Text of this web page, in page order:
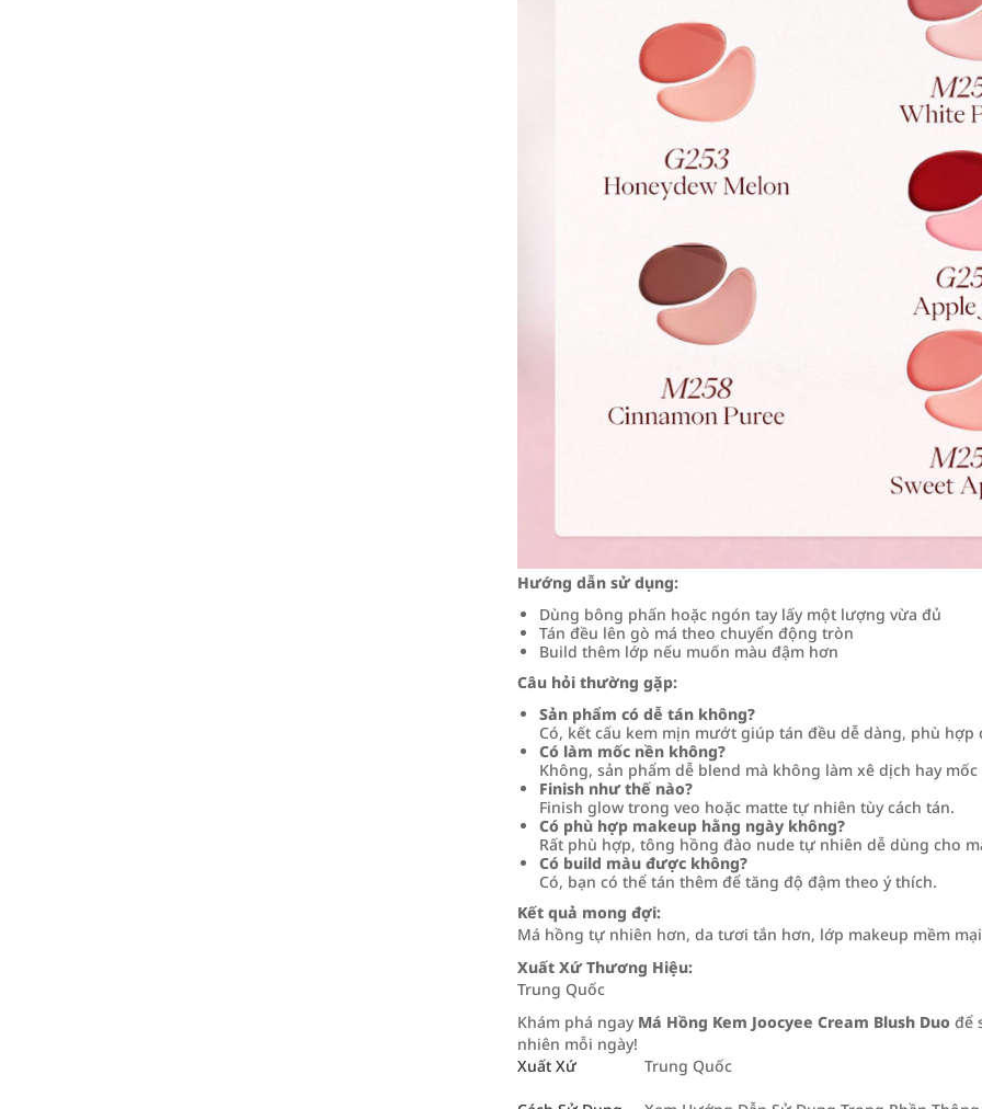
Hướng dẫn sử dụng:
Dùng bông phấn hoặc ngón tay lấy một lượng vừa đủ
Tán đều lên gò má theo chuyển động tròn
Build thêm lớp nếu muốn màu đậm hơn
Câu hỏi thường gặp:
Sản phẩm có dễ tán không?
Có, kết cấu kem mịn mướt giúp tán đều dễ dàng, phù hợp
Có làm mốc nền không?
Không, sản phẩm dễ blend mà không làm xê dịch hay
Finish như thế nào?
Finish glow trong veo hoặc matte tự nhiên tùy cách tán.
Có phù hợp makeup hằng ngày không?
Rất phù hợp, tông hồng đào nude tự nhiên dễ dùng cho
Có build màu được không?
Có, bạn có thể tán thêm để tăng độ đậm theo ý thích.
Kết quả mong đợi:
Má hồng tự nhiên hơn, da tươi tắn hơn, lớp makeup mềm
Xuất Xứ Thương Hiệu:
Trung Quốc
Khám phá ngay Má Hồng Kem Joocyee Cream Blush Duo để
nhiên mỗi ngày!
Xuất Xứ
Trung Quốc